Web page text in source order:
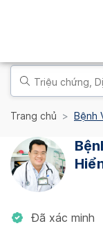
Trang chủ Bệnh
Đã xác minh